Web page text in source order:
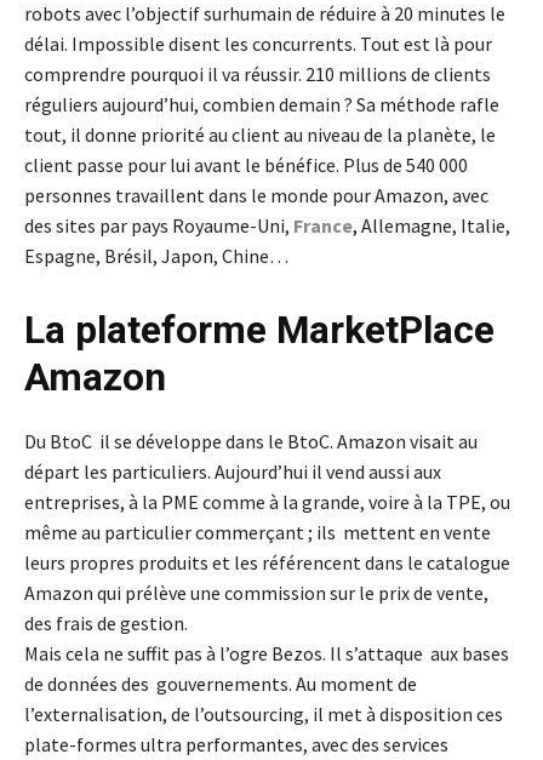
robots avec l’objectif surhumain de réduire à 20 minutes le
délai. Impossible disent les concurrents. Tout est là pour
comprendre pourquoi il va réussir. 210 millions de clients
réguliers aujourd’hui, combien demain ? Sa méthode rafle
tout, il donne priorité au client au niveau de la planète, le
client passe pour lui avant le bénéfice. Plus de 540 000
personnes travaillent dans le monde pour Amazon, avec
des sites par pays Royaume-Uni, France, Allemagne, Italie,
Espagne, Brésil, Japon, Chine…
La plateforme MarketPlace
Amazon
Du BtoC il se développe dans le BtoC. Amazon visait au
départ les particuliers. Aujourd’hui il vend aussi aux
entreprises, à la PME comme à la grande, voire à la TPE, ou
même au particulier commerçant ; ils mettent en vente
leurs propres produits et les référencent dans le catalogue
Amazon qui prélève une commission sur le prix de vente,
des frais de gestion.
Mais cela ne suffit pas à l’ogre Bezos. Il s’attaque aux bases
de données des gouvernements. Au moment de
l’externalisation, de l’outsourcing, il met à disposition ces
plate-formes ultra performantes, avec des services